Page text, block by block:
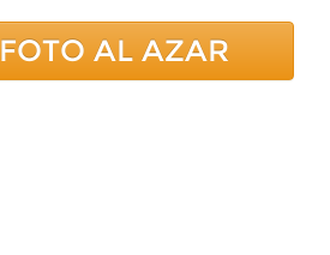
FOTO AL AZAR